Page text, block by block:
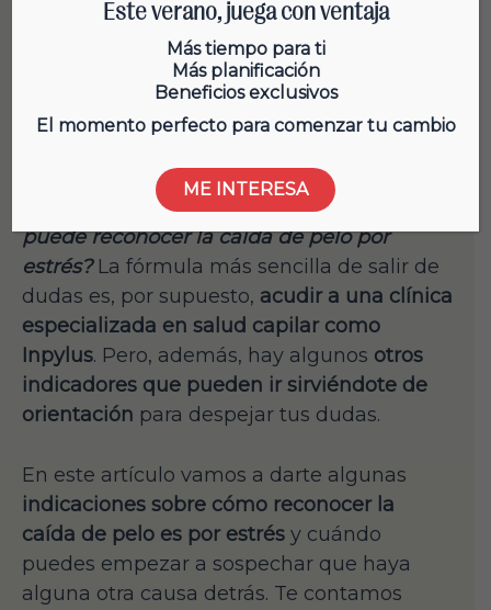
Caída de pelo por estrés
Elestréses una de lasprincipales causas
detrás del factor del factor genético, que es
la más común. Sin embargo,¿cómo se
puede reconocer la caída de pelo por
estrés?La fórmula más sencilla de salir de
dudas es, por supuesto, acudir a una clínica
especializada en salud capilar como
Inpylus. Pero, además, hay algunos otros
indicadores que pueden ir sirviéndote de
orientación para despejar tus dudas.
En este artículo vamos a darte algunas
indicaciones sobre cómo reconocer la
caída de pelo es por estrés y cuándo
puedes empezar a sospechar que haya
alguna otra causa detrás. Te contamos
Este verano, juega con ventaja
Más tiempo para ti
Más planificación
Beneficios exclusivos
El momento perfecto para comenzar tu cambio
ME INTERESA